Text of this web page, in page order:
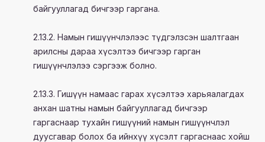
байгууллагад бичгээр гаргана.
2.13.2. Намын гишүүнчлэлээс түдгэлзсэн шалтгаан
арилсны дараа хүсэлтээ бичгээр гарган
гишүүнчлэлээ сэргээж болно.
2.13.3. Гишүүн намаас гарах хүсэлтээ харьяалагдах
анхан шатны намын байгууллагад бичгээр
гаргаснаар тухайн гишүүний намын гишүүнчлэл
дуусгавар болох ба ийнхүү хүсэлт гаргаснаас хойш